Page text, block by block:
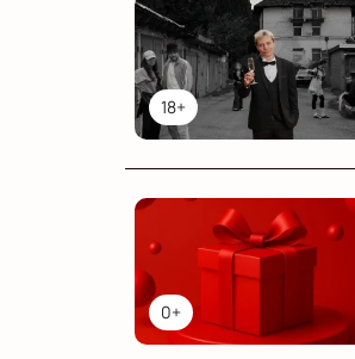
18+
0+